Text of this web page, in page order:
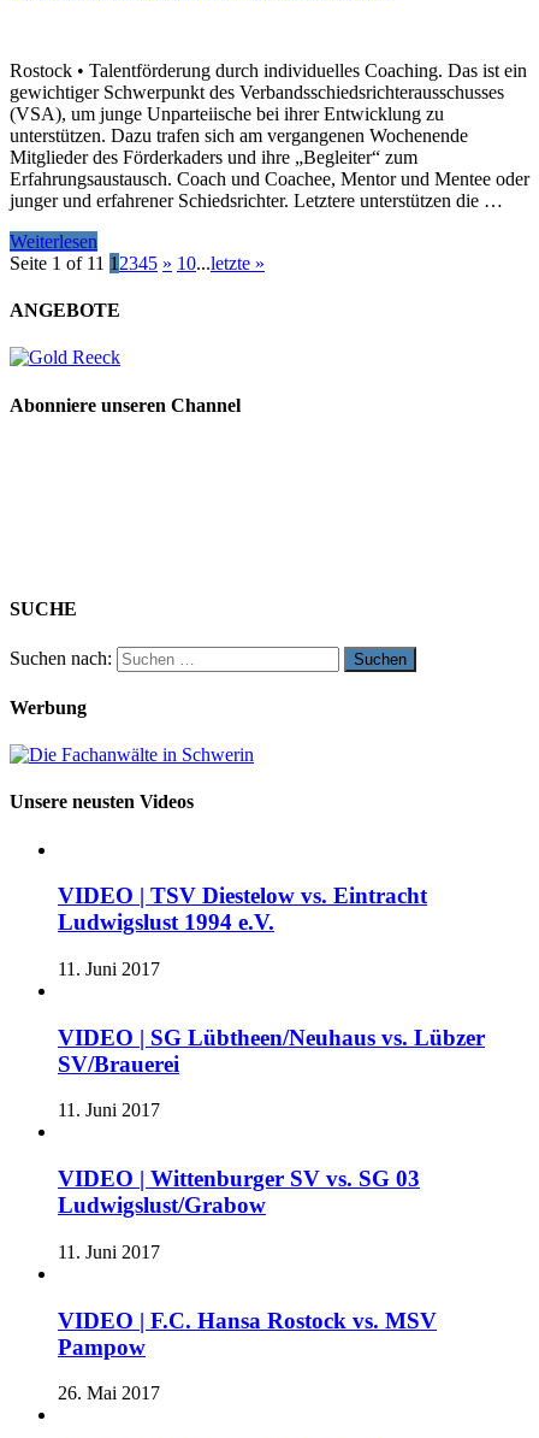
Rostock • Talentförderung durch individuelles Coaching. Das ist ein
gewichtiger Schwerpunkt des Verbandsschiedsrichterausschusses
(VSA), um junge Unparteiische bei ihrer Entwicklung zu
unterstützen. Dazu trafen sich am vergangenen Wochenende
Mitglieder des Förderkaders und ihre „Begleiter“ zum
Erfahrungsaustausch. Coach und Coachee, Mentor und Mentee oder
junger und erfahrener Schiedsrichter. Letztere unterstützen die …
Weiterlesen
Seite 1 of 11 1 2345 » 10...letzte »
ANGEBOTE
Abonniere unseren Channel
SUCHE
Suchen nach:
Werbung
Unsere neusten Videos
VIDEO | TSV Diestelow vs. Eintracht
Ludwigslust 1994 e.V.
11. Juni 2017
VIDEO | SG Lübtheen/Neuhaus vs. Lübzer
SV/Brauerei
11. Juni 2017
VIDEO | Wittenburger SV vs. SG 03
Ludwigslust/Grabow
11. Juni 2017
VIDEO | F.C. Hansa Rostock vs. MSV
Pampow
26. Mai 2017